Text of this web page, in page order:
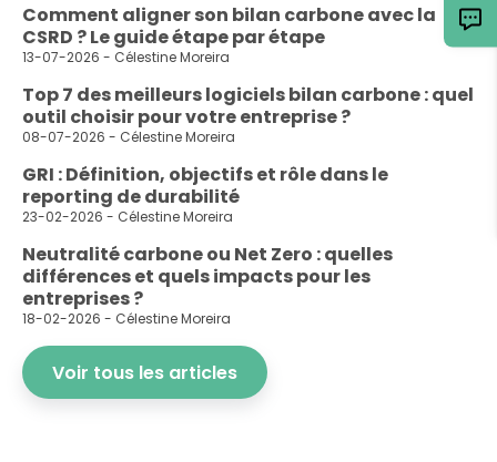
Comment aligner son bilan carbone avec la
CSRD ? Le guide étape par étape
13-07-2026 - Célestine Moreira
Top 7 des meilleurs logiciels bilan carbone : quel
outil choisir pour votre entreprise ?
08-07-2026 - Célestine Moreira
GRI : Définition, objectifs et rôle dans le
reporting de durabilité
23-02-2026 - Célestine Moreira
Neutralité carbone ou Net Zero : quelles
différences et quels impacts pour les
entreprises ?
18-02-2026 - Célestine Moreira
Voir tous les articles